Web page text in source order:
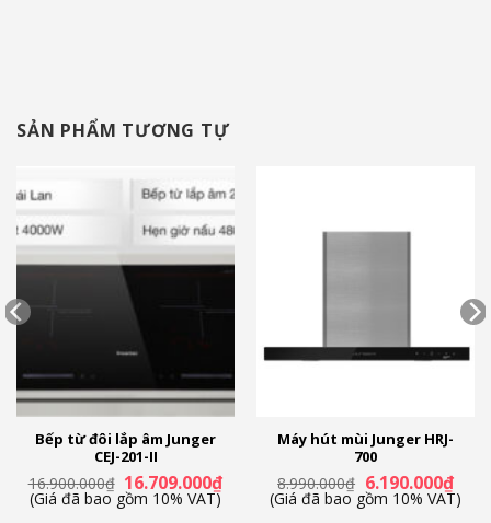
SẢN PHẨM TƯƠNG TỰ
Bếp từ đôi lắp âm Junger
CEJ-201-II
16.900.000₫ Giá
gốc
là:
16.709.000₫Giá
(Giá đã bao gồm 10% VAT)
Máy hút mùi Junger HRJ-
700
8.990.000₫ Giá
gốc
là:
6.190.000₫Giá
hiện
tại
(Giá đã bao gồm 10% VAT)